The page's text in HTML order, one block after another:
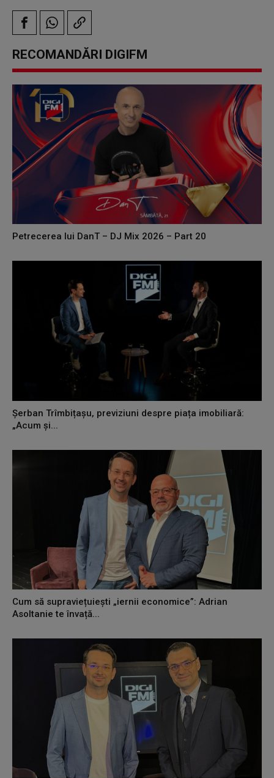
RECOMANDĂRI DIGIFM
Petrecerea lui DanT – DJ Mix 2026 – Part 20
Șerban Trîmbițașu, previziuni despre piața imobiliară:
„Acum și...
Cum să supraviețuiești „iernii economice”: Adrian
Asoltanie te învață...